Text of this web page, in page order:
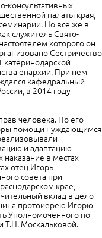
консультативных
палаты края,
Но все же в
служитель Свято-
которого он
Сестричество
епархии. При нем
кафедральный
в 2014 году
человека. По его
помощи нуждающимся
и адаптацию
в местах
отец Игорь
совета при
крае,
вклад в дело
протоиерею Игорю
Уполномоченного по
Т.Н. Москальковой.